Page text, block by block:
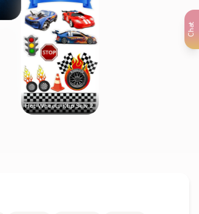
Chat
Hot Wheels Klip Selv 2
Frost2